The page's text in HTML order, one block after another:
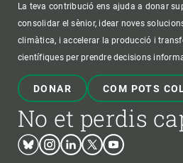
La teva contribució ens ajuda a donar
consolidar el sènior, idear noves
climàtica, i accelerar la producció i
científiques per prendre decisions
DONAR COM POTS
No et perdis
BlueskyInstagram
LinkedinTwitterYoutube